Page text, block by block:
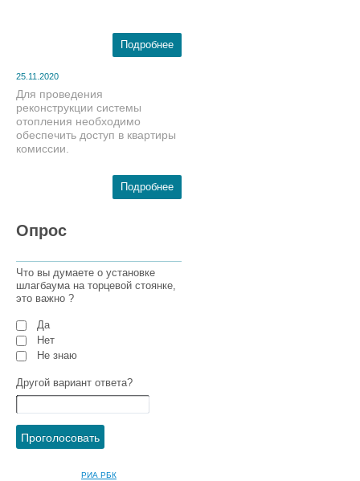
Подробнее
25.11.2020
Для проведения
реконструкции системы
отопления необходимо
обеспечить доступ в квартиры
комиссии.
Подробнее
Опрос
Что вы думаете о установке
шлагбаума на торцевой стоянке,
это важно ?
Да
Нет
Не знаю
Другой вариант ответа?
РИА РБК